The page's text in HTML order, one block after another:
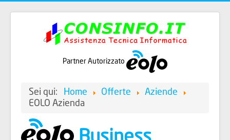
Partner Autorizzato
Sei qui: Home Offerte
Aziende
EOLO Azienda